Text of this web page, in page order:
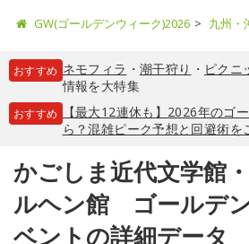
GW(ゴールデンウィーク)2026 九州・
おすすめ ネモフィラ ・ 潮干狩り ・ ピクニ
情報を大特集
おすすめ
【最大12連休も】2026年のゴ
ら？混雑ピーク予想と回避術を
かごしま近代文学館
ルヘン館 ゴールデ
ベントの詳細データ